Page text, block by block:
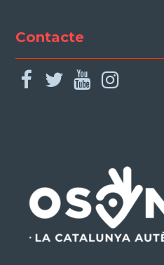
Contacte
facebook
twitteryoutube